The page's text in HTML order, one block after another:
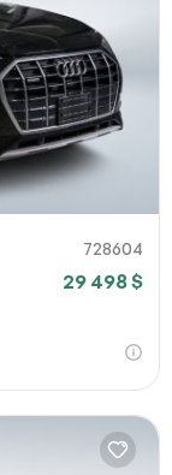
728604
29 498 $